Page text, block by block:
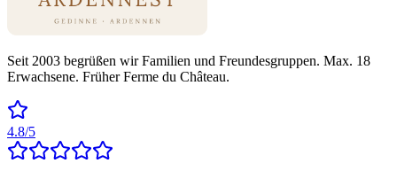
Seit 2003 begrüßen wir Familien und Freundesgruppen. Max. 18
Erwachsene. Früher Ferme du Château.
4.8/5